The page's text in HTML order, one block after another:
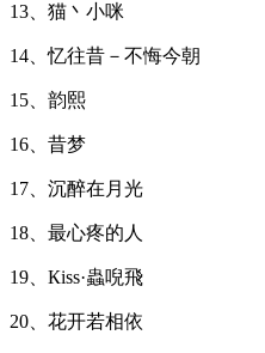
13、猫丶小咪
14、忆往昔－不悔今朝
15、韵熙
16、昔梦
17、沉醉在月光
18、最心疼的人
19、Кiss·蟲唲飛
20、花开若相依